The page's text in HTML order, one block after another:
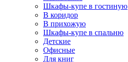
Шкафы-купе в гостиную
В коридор
В прихожую
Шкафы-купе в спальню
Детские
Офисные
Для книг